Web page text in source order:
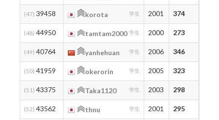
(47) 39458 korota 学生 2001 374
(48) 44950 tamtam2000 学生 2000 273
(49) 40764 yanhehuan 学生 2006 346
(50) 41959 okerorin 学生 2005 323
(51) 43375 Taka1120 学生 2003 298
(52) 43562 thnu 学生 2001 295